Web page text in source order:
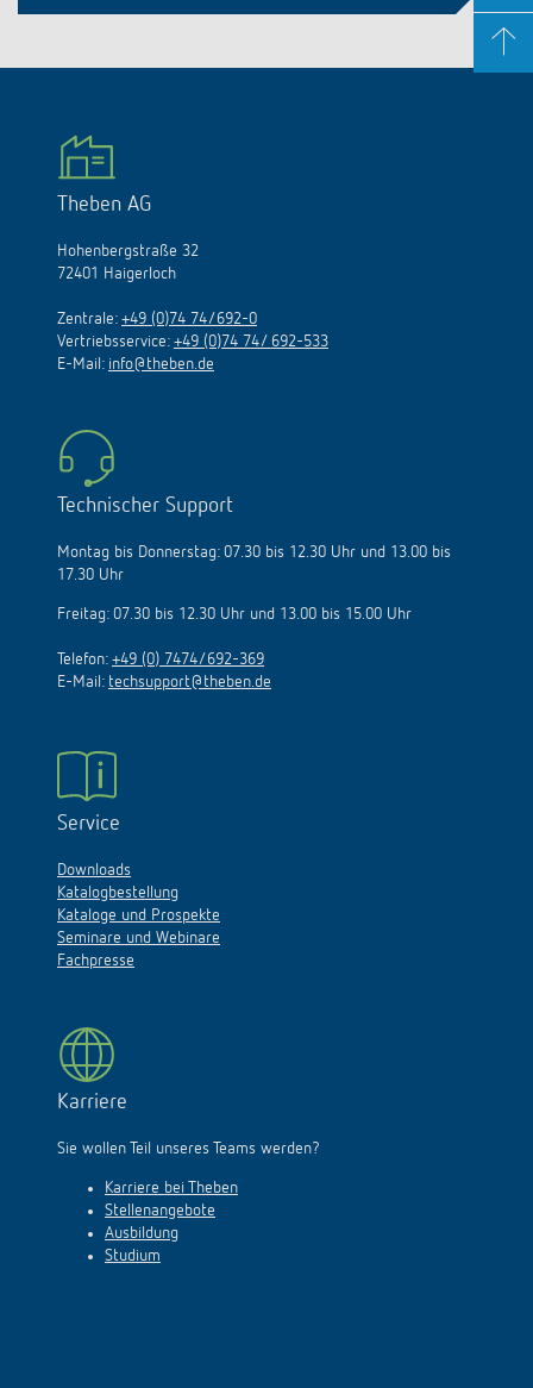
Theben AG
Hohenbergstraße 32
72401 Haigerloch
Zentrale: +49 (0)74 74/692-0
Vertriebsservice: +49 (0)74 74/ 692-533
E-Mail: info@theben.de
Technischer Support
Montag bis Donnerstag: 07.30 bis 12.30 Uhr und 13.00 bis
17.30 Uhr
Freitag: 07.30 bis 12.30 Uhr und 13.00 bis 15.00 Uhr
Telefon: +49 (0) 7474/692-369
E-Mail: techsupport@theben.de
Service
Downloads
Katalogbestellung
Kataloge und Prospekte
Seminare und Webinare
Fachpresse
Karriere
Sie wollen Teil unseres Teams werden?
Karriere bei Theben
Stellenangebote
Ausbildung
Studium